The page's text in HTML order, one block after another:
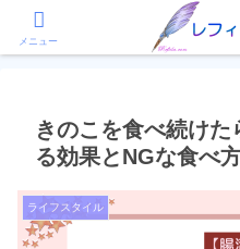
ライフスタイル
きのこを食べ続けた
る効果とNGな食べ
ライフスタイル
メニュー